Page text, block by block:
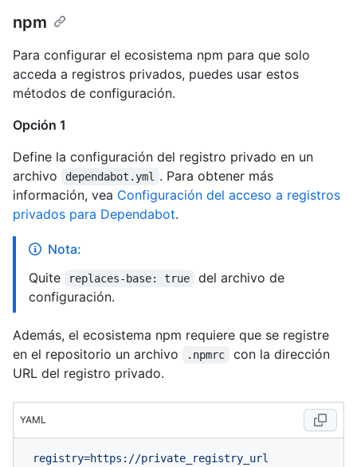
npm
Para configurar el ecosistema npm para que solo
acceda a registros privados, puedes usar estos
métodos de configuración.
Opción 1
Define la configuración del registro privado en un
archivo
dependabot.yml
. Para obtener más
información, vea Configuración del acceso a registros
privados para Dependabot.
Nota:
Quite
replaces-base: true
del archivo de
configuración.
Además, el ecosistema npm requiere que se registre
en el repositorio un archivo
.npmrc
con la dirección
URL del registro privado.
YAML
registry=https://private_registry_url